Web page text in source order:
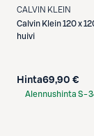
CALVIN KLEIN
Calvin Klein120 x
huivi
Hinta69,90 €
Alennushinta S-